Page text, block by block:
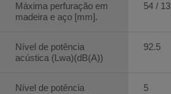
Máxima perfuração em
madeira e aço [mm].
Nível de potência
acústica (Lwa)(dB(A))
Nível de potência
54 / 13
92.5
5